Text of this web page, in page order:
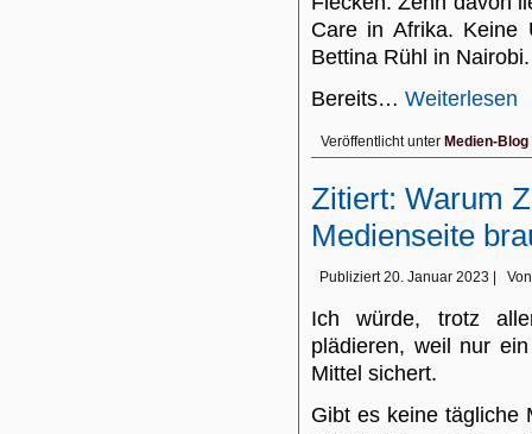
Care in Afrika. Keine
Bettina Rühl in Nairobi.
Bereits… Weiterlesen
Veröffentlicht unter Medien-Blog
Zitiert: Warum
Medienseite
Publiziert 20. Januar 2023 Von
Ich würde, trotz
plädieren, weil nur
Mittel sichert.
Gibt es keine tägliche